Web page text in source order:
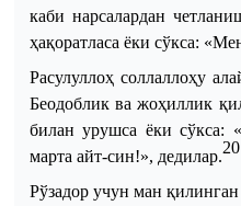
каби нарсалардан
ҳақоратласа ёки сўкса:
Расулуллоҳ соллаллоҳу
Беодоблик ва жоҳиллик
билан урушса ёки сўкса:
марта айт-син!», дедилар.20
Рўзадор учун ман